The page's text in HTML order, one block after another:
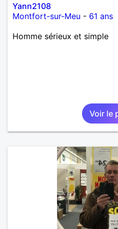
Yann2108
Montfort-sur-Meu - 61 ans
Homme sérieux et simple
Voir le